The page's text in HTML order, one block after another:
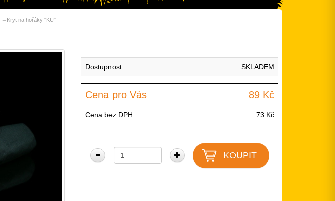
Kryt na hořáky "KU"
Dostupnost SKLADEM
Cena pro Vás 89 Kč
Cena bez DPH 73 Kč